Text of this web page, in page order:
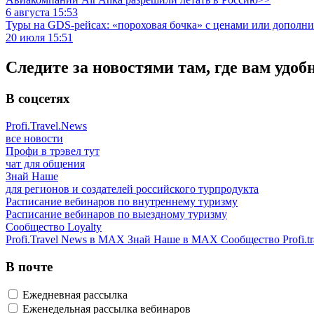
6 августа 15:53
Туры на GDS-рейсах: «пороховая бочка» с ценами или
20 июля 15:51
Следите за новостями там, где вам
В соцсетях
Profi.Travel.News
все новости
Профи в трэвел тут
чат для общения
Знай Наше
для регионов и создателей российского турпродукта
Расписание вебинаров по внутреннему туризму
Расписание вебинаров по выездному туризму
Сообщество Loyalty
Profi.Travel News в MAX Знай Наше в MAX Сообщество
В почте
Ежедневная рассылка
Еженедельная рассылка вебинаров